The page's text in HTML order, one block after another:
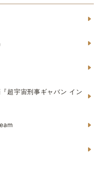
超宇宙刑事ギャバン イン